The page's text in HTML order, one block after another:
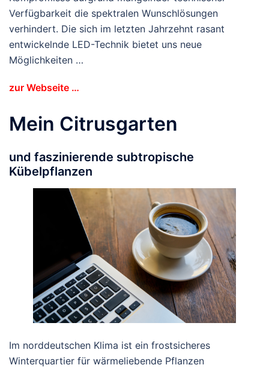
Verfügbarkeit die spektralen Wunschlösungen
verhindert. Die sich im letzten Jahrzehnt rasant
entwickelnde LED-Technik bietet uns neue
Möglichkeiten …
zur Webseite …
Mein Citrusgarten
und faszinierende subtropische
Kübelpflanzen
Im norddeutschen Klima ist ein frostsicheres
Winterquartier für wärmeliebende Pflanzen